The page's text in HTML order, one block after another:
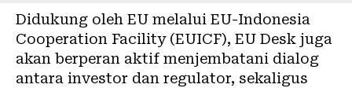
Didukung oleh EU melalui EU-Indonesia
Cooperation Facility (EUICF), EU Desk juga
akan berperan aktif menjembatani dialog
antara investor dan regulator, sekaligus